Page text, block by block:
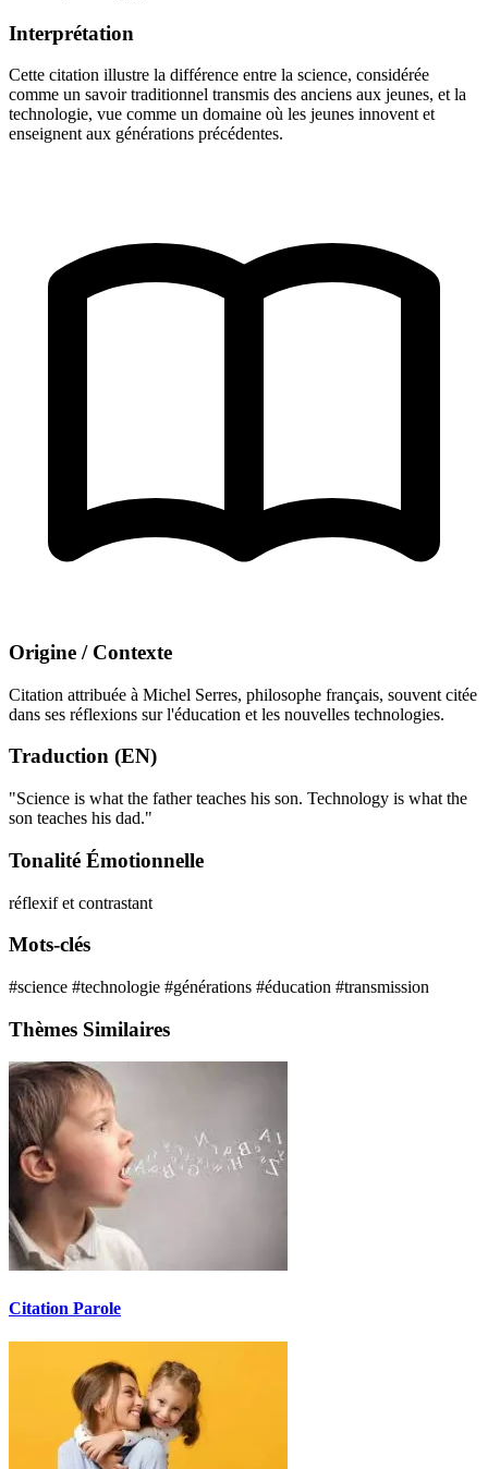
Interprétation
Cette citation illustre la différence entre la science, considérée
comme un savoir traditionnel transmis des anciens aux jeunes, et la
technologie, vue comme un domaine où les jeunes innovent et
enseignent aux générations précédentes.
Origine / Contexte
Citation attribuée à Michel Serres, philosophe français, souvent citée
dans ses réflexions sur l'éducation et les nouvelles technologies.
Traduction (EN)
"Science is what the father teaches his son. Technology is what the
son teaches his dad."
Tonalité Émotionnelle
réflexif et contrastant
Mots-clés
#science #technologie #générations #éducation #transmission
Thèmes Similaires
Citation Parole